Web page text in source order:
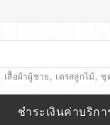
เสื้อผ้าผู้ชาย, เดรสลูกไม้, ชุ
ชำระเงินค่าบริกา